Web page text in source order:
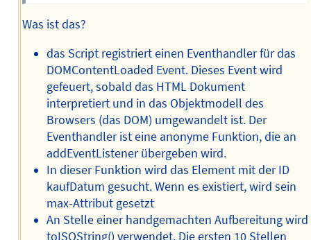
Was ist das?
das Script registriert einen Eventhandler für das
DOMContentLoaded Event. Dieses Event wird
gefeuert, sobald das HTML Dokument
interpretiert und in das Objektmodell des
Browsers (das DOM) umgewandelt ist. Der
Eventhandler ist eine anonyme Funktion, die an
addEventListener übergeben wird.
In dieser Funktion wird das Element mit der ID
kaufDatum gesucht. Wenn es existiert, wird sein
max-Attribut gesetzt
An Stelle einer handgemachten Aufbereitung wird
toISOString() verwendet. Die ersten 10 Stellen